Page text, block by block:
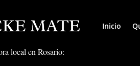
Inicio
local en Rosario: